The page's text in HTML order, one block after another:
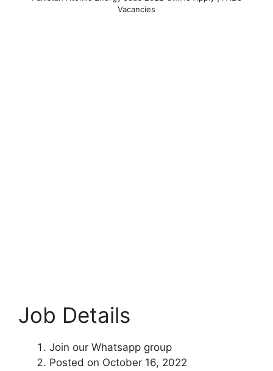
Vacancies
Job Details
Join our Whatsapp group
Posted on October 16, 2022